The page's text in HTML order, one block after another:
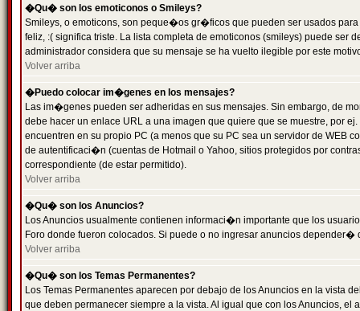
�Qu� son los emoticonos o Smileys?
Smileys, o emoticons, son peque�os gr�ficos que pueden ser usados
feliz, :( significa triste. La lista completa de emoticonos (smileys) puede
administrador considera que su mensaje se ha vuelto ilegible por este
Volver arriba
�Puedo colocar im�genes en los mensajes?
Las im�genes pueden ser adheridas en sus mensajes. Sin embargo, de
debe hacer un enlace URL a una imagen que quiere que se muestre, por
encuentren en su propio PC (a menos que su PC sea un servidor de
de autentificaci�n (cuentas de Hotmail o Yahoo, sitios protegidos por
correspondiente (de estar permitido).
Volver arriba
�Qu� son los Anuncios?
Los Anuncios usualmente contienen informaci�n importante que los
Foro donde fueron colocados. Si puede o no ingresar anuncios
Volver arriba
�Qu� son los Temas Permanentes?
Los Temas Permanentes aparecen por debajo de los Anuncios en la
que deben permanecer siempre a la vista. Al igual que con los Anuncios,